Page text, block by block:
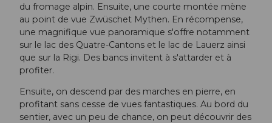
du fromage alpin. Ensuite, une courte montée mène
au point de vue Zwüschet Mythen. En récompense,
une magnifique vue panoramique s'offre notamment
sur le lac des Quatre-Cantons et le lac de Lauerz ainsi
que sur la Rigi. Des bancs invitent à s'attarder et à
profiter.
Ensuite, on descend par des marches en pierre, en
profitant sans cesse de vues fantastiques. Au bord du
sentier, avec un peu de chance, on peut découvrir des